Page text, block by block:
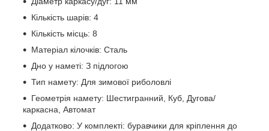
Кількість шарів: 4
Кількість місць: 8
Матеріал кілочків: Сталь
Дно у наметі: З підлогою
Тип намету: Для зимової риболовлі
Геометрія намету: Шестигранний, Куб, Дугова/
каркасна, Автомат
Додатково: У комплекті: буравчики для кріплення до